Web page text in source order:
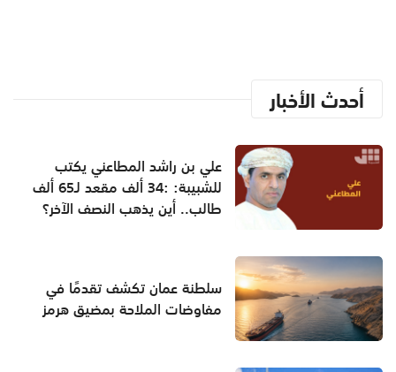
أحدث الأخبار
علي بن راشد المطاعني يكتب
للشبيبة: :34 ألف مقعد لـ65 ألف
طالب.. أين يذهب النصف الآخر؟
سلطنة عمان تكشف تقدمًا في
مفاوضات الملاحة بمضيق هرمز